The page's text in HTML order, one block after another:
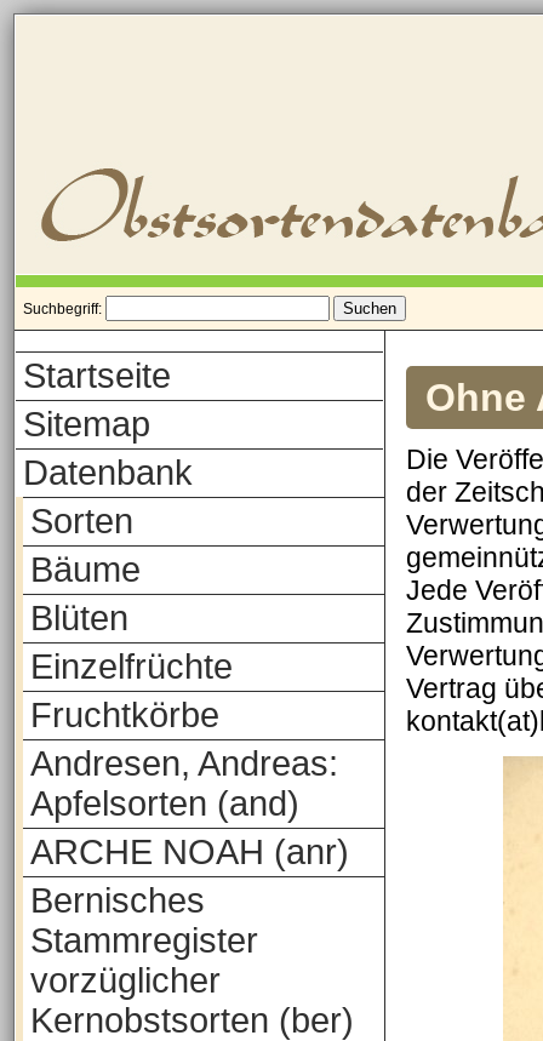
Suchbegriff:
Startseite
Sitemap
Datenbank
Sorten
Bäume
Blüten
Einzelfrüchte
Fruchtkörbe
Andresen, Andreas:
Apfelsorten (and)
ARCHE NOAH (anr)
Bernisches
Stammregister
vorzüglicher
Kernobstsorten (ber)
Ohne
Die
der
Jede
Vertrag